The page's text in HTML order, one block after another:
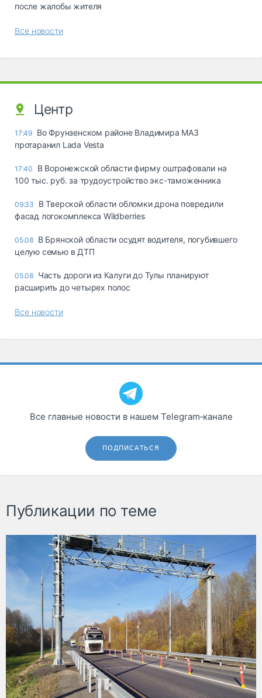
после жалобы жителя
Все новости
Центр
17:49 Во Фрунзенском районе Владимира МАЗ
протаранил Lada Vesta
17:40
В Воронежской области фирму оштрафовали на
100 тыс. руб. за трудоустройство экс-таможенника
09:33
В Тверской области обломки дрона повредили
фасад логокомплекса Wildberries
05.08 В Брянской области осудят водителя, погубившего
целую семью в ДТП
05.08 Часть дороги из Калуги до Тулы планируют
расширить до четырех полос
Все новости
Все главные новости в нашем Telegram‑канале
ПОДПИСАТЬСЯ
Публикации по теме